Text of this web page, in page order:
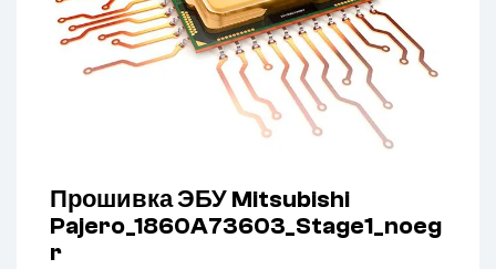
Прошивка ЭБУ Mitsubishi
Pajero_1860A73603_Stage1_noeg
r